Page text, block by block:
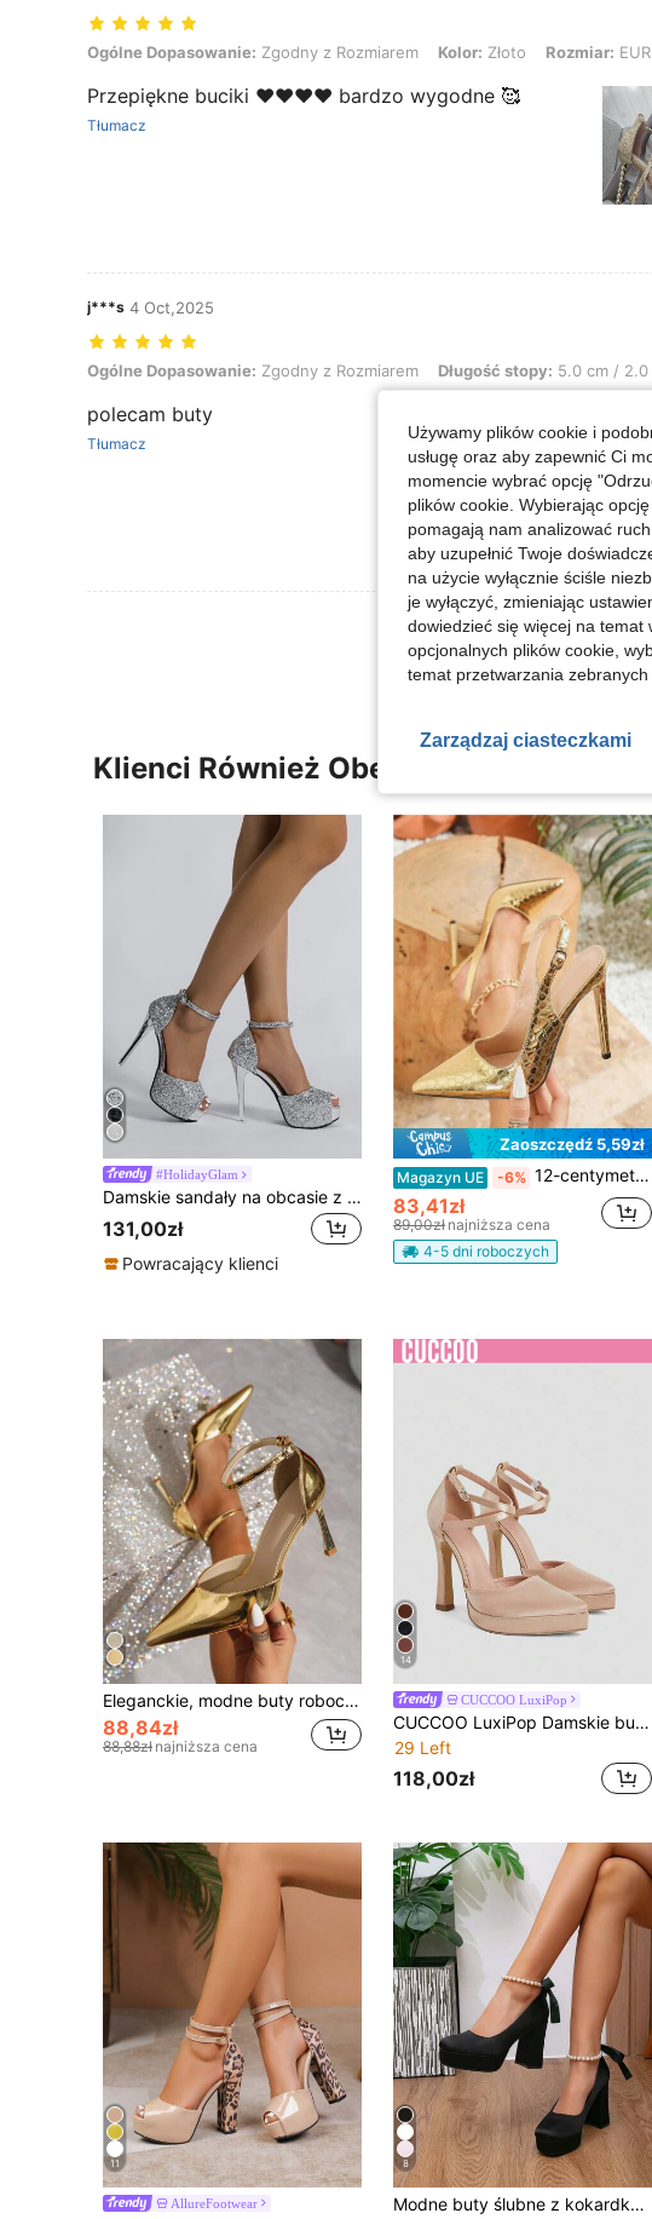
Ogólne Dopasowanie: Zgodny z Rozmiarem, Kolor: Złoto, Rozmiar: EUR38
Ogólne Dopasowanie: Zgodny z Rozmiarem Kolor: Złoto Rozmiar:
Przepiękne buciki ❤️❤️❤️❤️ bardzo wygodne 🥰
Tłumacz
j***s 4 Oct,2025
Ogólne Dopasowanie: Zgodny z Rozmiarem, Długość stopy: 5.0 cm / 2.0 in, Kolor:
Ogólne Dopasowanie: Zgodny z Rozmiarem Długość stopy: 5.0 cm / 2.0
polecam buty
Tłumacz
Zobacz Więcej Opinii
Klienci Również Obejrzeli
#HolidayGlam
Damskie sandały na obcasie z odkrytym palcem i klamrą, oddychające i seksowne szpilki z wycięciem, buty na platformie na imprezę, srebrne, damskie czółenka, letnie stylizacje
131,00zł
Powracający klienci
Zaoszczędź 5,59zł
Magazyn UE -6% 12-centymetrowe szpiczaste buty na wysokim obcasie, sznurowane, minimalistyczne i eleganckie sandały na wiosnę/jesień, zapięcie na klamrę w kolorze białym/czarnym/złotym/srebrnym, odpowiednie do biura i na imprezę
83,41zł
89,00zł najniższa cena
4-5 dni roboczych
Eleganckie, modne buty robocze na wysokim obcasie z szpiczastym noskiem i paskiem, na imprezę, na szpilce
88,84zł
88,88zł najniższa cena
14
CUCCOO LuxiPop
CUCCOO LuxiPop Damskie buty outdoorowe, szpiczaste, na wysokim obcasie, z guzikami, ozdobnym paskiem w kształcie krzyża, satynowe, stylowe, proste i wygodne, codzienne, na imprezę i bankiet, klamry, buty w jednolitym kolorze, styl na imprezę w klubie nocnym, odpowiednie na wiosnę i lato, sezon świąteczny, styl z lat 2000, świąteczna atmosfera, letnie ubrania, niezbędne w podróży
29 Left
118,00zł
11
AllureFootwear
8
Modne buty ślubne z kokardką z pereł, buty dla druhen, białe skórzane buty na platformie z grubym obcasem i okrągłymi noskami, eleganckie
Używamy plików cookie i
usługę oraz aby zapewnić Ci
momencie wybrać opcję
plików cookie. Wybierając
pomagają nam analizować
aby uzupełnić Twoje
na użycie wyłącznie ściśle
je wyłączyć, zmieniając
dowiedzieć się więcej na temat
opcjonalnych plików cookie,
temat przetwarzania zebranych
Zarządzaj ciasteczkami